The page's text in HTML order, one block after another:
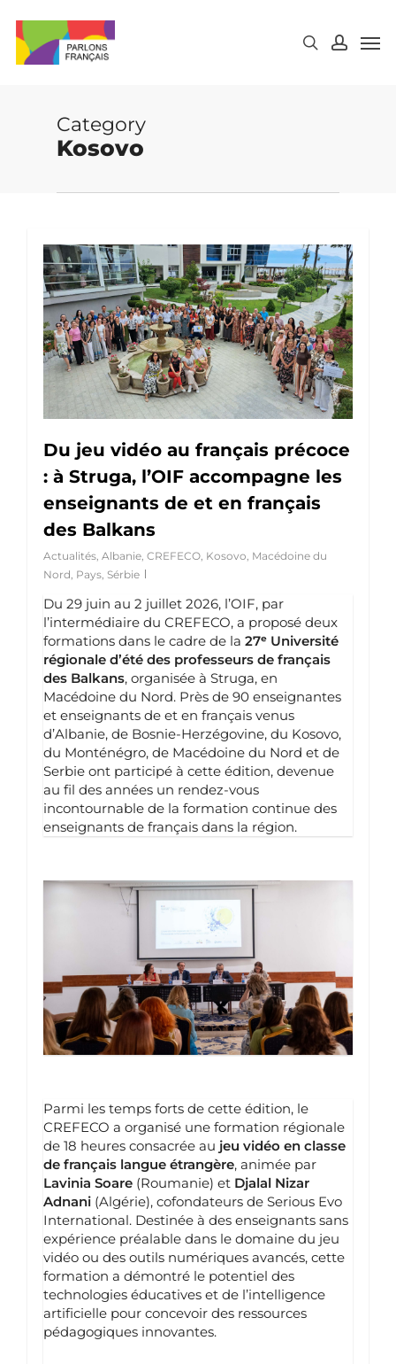
main
content
Category
Kosovo
Du jeu vidéo au français précoce
: à Struga, l’OIF accompagne les
enseignants de et en français
des Balkans
Actualités Albanie CREFECO Kosovo Macédoine du
Nord Pays Sérbie
Du 29 juin au 2 juillet 2026, l’OIF, par
l’intermédiaire du CREFECO, a proposé deux
formations dans le cadre de la 27ᵉ Université
régionale d’été des professeurs de français
des Balkans, organisée à Struga, en
Macédoine du Nord. Près de 90 enseignantes
et enseignants de et en français venus
d’Albanie, de Bosnie-Herzégovine, du Kosovo,
du Monténégro, de Macédoine du Nord et de
Serbie ont participé à cette édition, devenue
au fil des années un rendez-vous
incontournable de la formation continue des
enseignants de français dans la région.
Parmi les temps forts de cette édition, le
CREFECO a organisé une formation régionale
de 18 heures consacrée au jeu vidéo en classe
de français langue étrangère, animée par
Lavinia Soare (Roumanie) et Djalal Nizar
Adnani (Algérie), cofondateurs de Serious Evo
International. Destinée à des enseignants sans
expérience préalable dans le domaine du jeu
vidéo ou des outils numériques avancés, cette
formation a démontré le potentiel des
technologies éducatives et de l’intelligence
artificielle pour concevoir des ressources
pédagogiques innovantes.